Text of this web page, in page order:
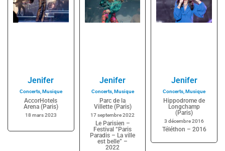
Jenifer
Concerts,Musique
AccorHotels
Arena (Paris)
18 mars 2023
Jenifer
Concerts,Musique
Parc de la
Villette (Paris)
17 septembre 2022
Le Parisien –
Festival “Paris
Paradis – La ville
est belle” –
2022
Jenifer
Concerts,Musique
Hippodrome de
Longchamp
(Paris)
3 décembre 2016
Téléthon – 2016